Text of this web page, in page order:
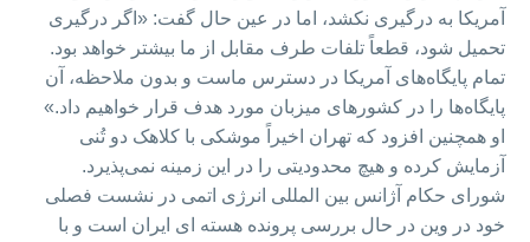
آمریکا به درگیری نکشد، اما در عین‌ حال گفت: «اگر درگیری
تحمیل شود، قطعاً تلفات طرف مقابل از ما بیشتر خواهد بود.
تمام پایگاه‌های آمریکا در دسترس ماست و بدون ملاحظه، آن
پایگاه‌ها را در کشورهای میزبان مورد هدف قرار خواهیم داد.»
او همچنین افزود که تهران اخیراً موشکی با کلاهک دو تُنی
آزمایش کرده و هیچ محدودیتی را در این زمینه نمی‌پذیرد.
شورای حکام آژانس بین المللی انرژی اتمی در نشست فصلی
خود در وین در حال بررسی پرونده هسته ای ایران است و با